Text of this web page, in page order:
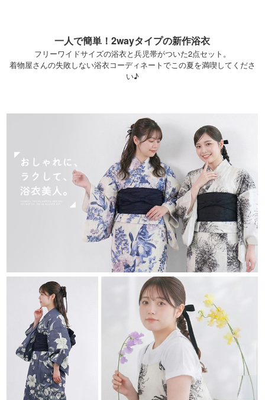
一人で簡単！2wayタイプの新作浴衣
フリーワイドサイズの浴衣と兵児帯がついた2点セット。
着物屋さんの失敗しない浴衣コーディネートでこの夏を満喫してくださ
い♪